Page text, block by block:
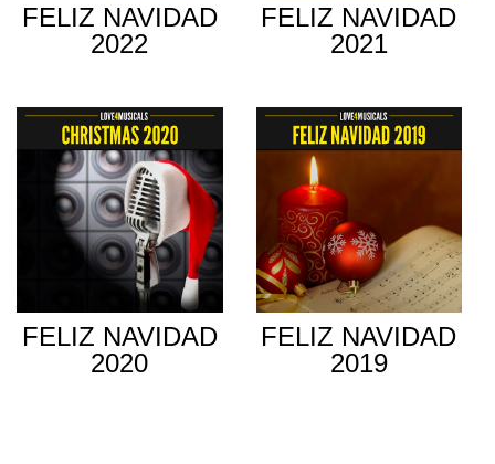
FELIZ NAVIDAD
2022
FELIZ NAVIDAD
2021
FELIZ NAVIDAD
2020
FELIZ NAVIDAD
2019